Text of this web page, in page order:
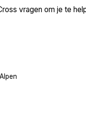
vragen om je te